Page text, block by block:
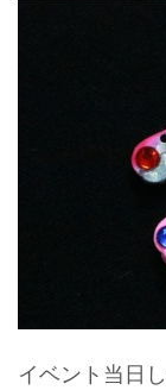
イベント当日